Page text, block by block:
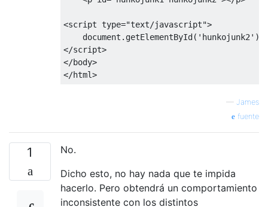
<script type="text/javascript">
    document
. getElementById( 'hunkojunk2' ).
</script>
</body>
</html>
— James
fuente
1
No.
Dicho esto, no hay nada que te impida
hacerlo. Pero obtendrá un comportamiento
inconsistente con los distintos